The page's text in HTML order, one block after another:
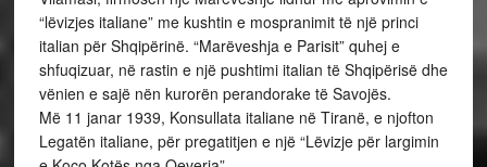
“lëvizjes italiane” me kushtin e mospranimit të një princi
italian për Shqipërinë. “Marëveshja e Parisit” quhej e
shfuqizuar, në rastin e një pushtimi italian të Shqipërisë dhe
vënien e sajë nën kurorën perandorake të Savojës.
Më 11 janar 1939, Konsullata italiane në Tiranë, e njofton
Legatën italiane, për pregatitjen e një “Lëvizje për largimin